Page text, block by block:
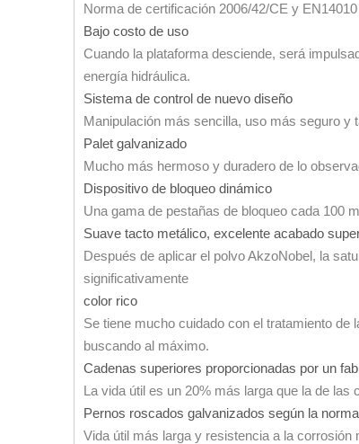
Norma de certificación 2006/42/CE y EN14010
Bajo costo de uso
Cuando la plataforma desciende, será
energía hidráulica.
Sistema de control de nuevo diseño
Manipulación más sencilla, uso más seguro y
Palet galvanizado
Mucho más hermoso y duradero de lo
Dispositivo de bloqueo dinámico
Una gama de pestañas de bloqueo cada 100
Suave tacto metálico, excelente acabado
Después de aplicar el polvo AkzoNobel, la
significativamente
color rico
Se tiene mucho cuidado con el tratamiento
buscando al máximo.
Cadenas superiores proporcionadas por un
La vida útil es un 20% más larga que la de las
Pernos roscados galvanizados según la
Vida útil más larga y resistencia a la corrosión